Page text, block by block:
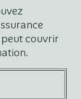
peut couvrir